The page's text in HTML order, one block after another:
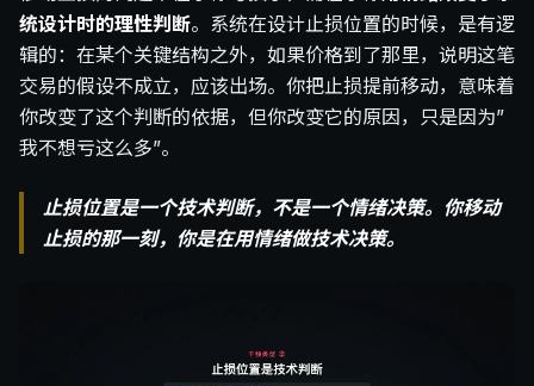
统设计时的理性判断。系统在设计止损位置的时候，是有逻
辑的：在某个关键结构之外，如果价格到了那里，说明这笔
交易的假设不成立，应该出场。你把止损提前移动，意味着
你改变了这个判断的依据，但你改变它的原因，只是因为”
我不想亏这么多”。
止损位置是一个技术判断，不是一个情绪决策。你移动
止损的那一刻，你是在用情绪做技术决策。